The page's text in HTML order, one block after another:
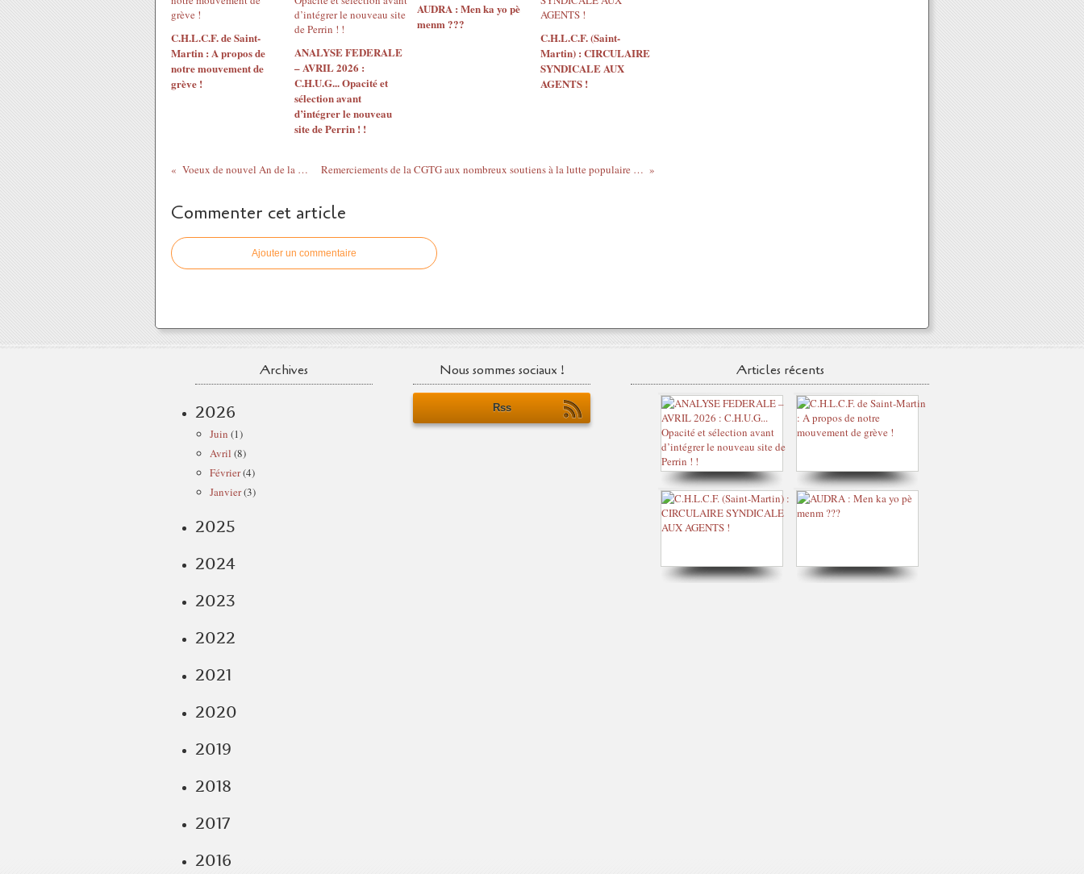
C.H.L.C.F. de Saint-
Martin : A propos de
notre mouvement de
grève !
ANALYSE FEDERALE
– AVRIL 2026 :
C.H.U.G... Opacité et
sélection avant
d’intégrer le nouveau
site de Perrin ! !
AUDRA : Men ka yo pè
menm ???
C.H.L.C.F. (Saint-
Martin) : CIRCULAIRE
SYNDICALE AUX
AGENTS !
Voeux de nouvel An de la FSAS-CGTG Remerciements de la CGTG aux nombreux soutiens à la lutte populaire et sociale en Guadeloupe.
Commenter cet article
Ajouter un commentaire
Archives
2026
Juin (1)
Avril (8)
Février(4)
Janvier(3)
2025
2024
2023
2022
2021
2020
2019
2018
2017
2016
Nous sommes sociaux !
Rss
Articles récents